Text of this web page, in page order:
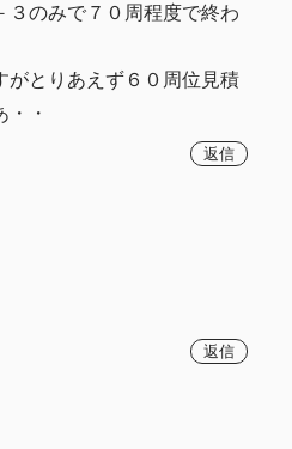
３のみで７０周程度で終わ
がとりあえず６０周位見積
・・
返信
返信